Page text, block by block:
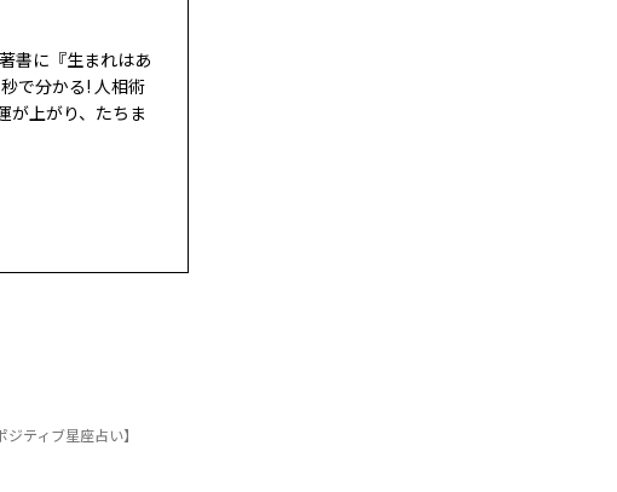
書に『生まれはあ
で分かる! 人相術
が上がり、たちま
ティブ星座占い】